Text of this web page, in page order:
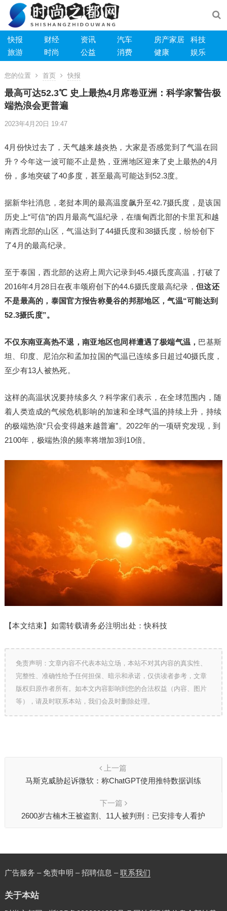
快报 财经 资讯 汽车 房产家居
科技
旅游
时尚 公益 消费 健康 娱乐
您的位置 首页 快报
最高可达52.3℃ 史上最热4月席卷亚洲：科学家警告极
端热浪会更普遍
2023年4月20日 19:47
4月份快过去了，天气越来越炎热，大家是否感觉到了气温在回
升？今年这一波可能不止是热，亚洲地区迎来了史上最热的4月
份，多地突破了40多度，甚至最高可能达到52.3度。
据新华社消息，老挝本周的最高温度飙升至42.7摄氏度，是该国
历史上“可信”的四月最高气温纪录，在缅甸西北部的卡里瓦和越
南西北部的山区，气温达到了44摄氏度和38摄氏度，纷纷创下
了4月的最高纪录。
至于泰国，西北部的达府上周六记录到45.4摄氏度高温，打破了
2016年4月28日在夜丰颂府创下的44.6摄氏度最高纪录， 但这还
不是最高的，泰国官方报告称曼谷的邦那地区，气温“可能达到
52.3摄氏度”。
不仅东南亚高热不退，南亚地区也同样遭遇了极端气温， 巴基斯
坦、印度、尼泊尔和孟加拉国的气温已连续多日超过40摄氏度，
至少有13人被热死。
这样的高温状况要持续多久？科学家们表示，在全球范围内，随
着人类造成的气候危机影响的加速和全球气温的持续上升，持续
的极端热浪“只会变得越来越普遍”。2022年的一项研究发现，到
2100年，极端热浪的频率将增加3到10倍。
【本文结束】如需转载请务必注明出处：快科技
免责声明：文章内容不代表本站立场，本站不对其内容的真实性、
完整性、准确性给予任何担保、暗示和承诺，仅供读者参考，文章
版权归原作者所有。如本文内容影响到您的合法权益（内容、图片
等），请及时联系本站，我们会及时删除处理。
上一篇
马斯克威胁起诉微软：称ChatGPT使用推特数据训练
下一篇
2600岁古楠木王被盗割、11人被判刑：已安排专人看护
广告服务 – 免责申明 – 招聘信息 –联系我们
关于本站